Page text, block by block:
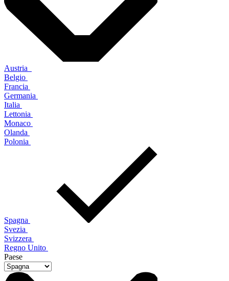
Austria
Belgio
Francia
Germania
Italia
Lettonia
Monaco
Olanda
Polonia
Spagna
Svezia
Svizzera
Regno Unito
Paese